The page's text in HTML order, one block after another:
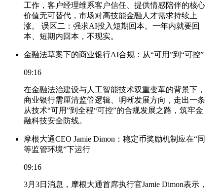
工作，客户经理维系客户信任、提供情感陪伴的核心
价值无可替代，市场对高技能金融人才需求持续上
涨。 误区二：强求AI投入短期回本。一年内就要回
本、短期内回本，不现实。
金融法草案下的商业银行AI合规：从“可用”到“可控”
09:16
在金融法治建设与人工智能技术双重变革的背景下，
商业银行需厘清监管逻辑、明晰发展方向，走出一条
从技术“可用”到全程“可控”的合规发展之路，筑牢金
融科技安全防线。
摩根大通CEO Jamie Dimon：稳定币奖励机制应在“同
等监管环境”下运行
09:16
3月3日消息，摩根大通首席执行官Jamie Dimon表示，